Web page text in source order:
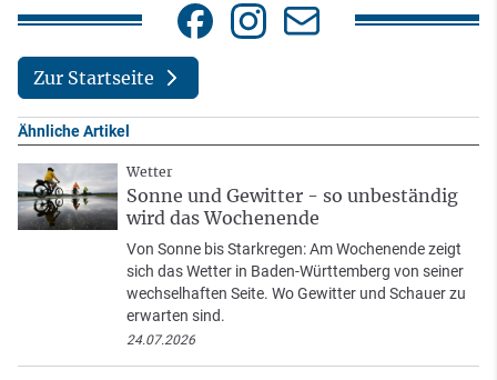
Zur Startseite
Ähnliche Artikel
Wetter
Sonne und Gewitter - so unbeständig
wird das Wochenende
Von Sonne bis Starkregen: Am Wochenende zeigt
sich das Wetter in Baden-Württemberg von seiner
wechselhaften Seite. Wo Gewitter und Schauer zu
erwarten sind.
24.07.2026